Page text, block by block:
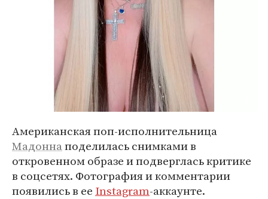
Американская поп-исполнительница
Мадоннаподелилась снимками в
откровенном образе и подверглась критике
в соцсетях. Фотография и комментарии
появились в ее Instagram-аккаунте.